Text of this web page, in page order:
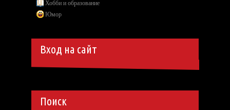
Хобби и образование
Юмор
Вход на сайт
Поиск